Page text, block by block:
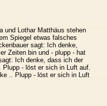
und Lothar Matthäus stehen
Spiegel etwas falsches
sagt: Ich denke,
Zeiten bin und - plupp - hat
Ich denke, dass ich der
Plupp - löst er sich in Luft auf.
.. Plupp - löst er sich in Luft